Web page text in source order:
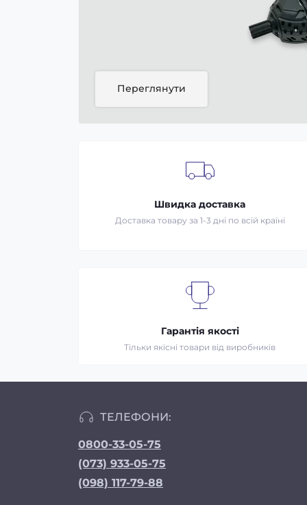
Переглянути
Швидка доставка
Доставка товару за 1-3 дні по всій країні
Гарантія якості
Тільки якісні товари від виробників
ТЕЛЕФОНИ:
0800-33-05-75
(073) 933-05-75
(098) 117-79-88